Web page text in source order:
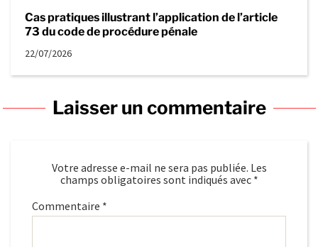
Cas pratiques illustrant l’application de l’article
73 du code de procédure pénale
22/07/2026
Laisser un commentaire
Votre adresse e-mail ne sera pas publiée. Les
champs obligatoires sont indiqués avec *
Commentaire *